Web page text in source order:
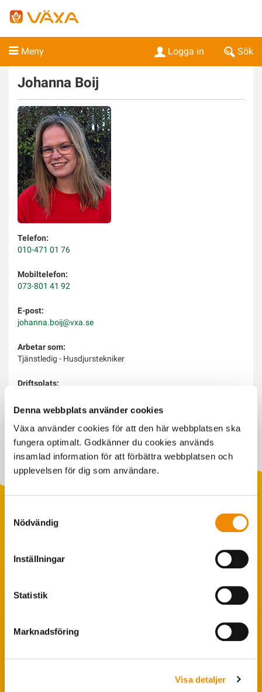
Denna webbplats använder cookies
Växa använder cookies för att den här webbplatsen ska
fungera optimalt. Godkänner du cookies används
insamlad information för att förbättra webbplatsen och
upplevelsen för dig som användare.
Nödvändig
Inställningar
Statistik
Marknadsföring
Visa detaljer
Meny Sök
Logga in
Johanna Boij
Telefon:
010-471 01 76
Mobiltelefon:
073-801 41 92
E-post:
johanna.boij@vxa.se
Arbetar som:
Tjänstledig - Husdjurstekniker
Driftsplats:
Foderstatistik